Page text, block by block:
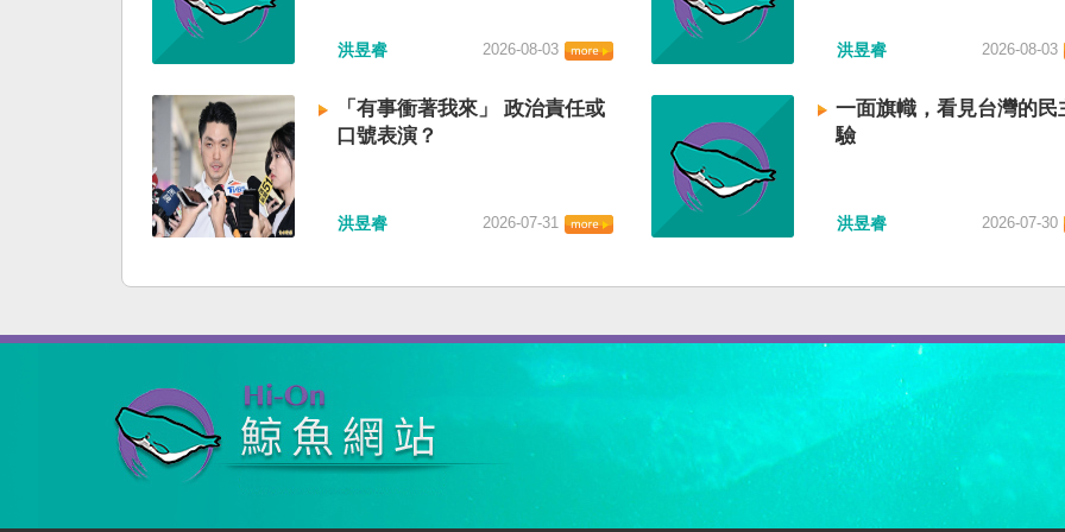
洪昱睿 2026-08-03 洪昱睿 2026-08-03
「有事衝著我來」 政治責任或
口號表演？
洪昱睿 2026-07-31
一面旗幟，看見台灣的民
驗
洪昱睿 2026-07-30